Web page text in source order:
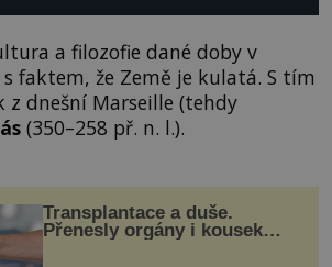
a filozofie dané doby v
faktem, že Země je kulatá. S tím
z dnešní Marseille (tehdy
(350–258 př. n. l.).
Transplantace a duše.
Přenesly orgány i kousek